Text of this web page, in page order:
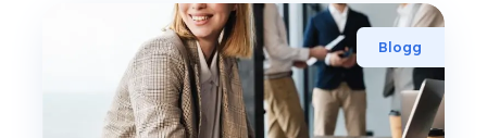
Blogg